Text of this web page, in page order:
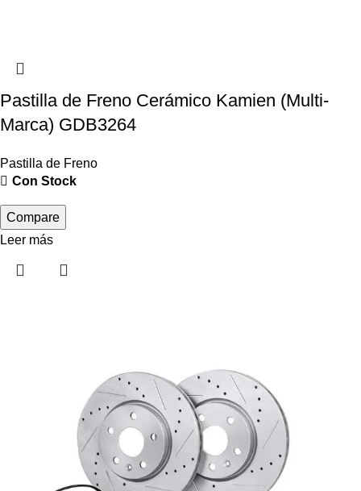
Pastilla de Freno Cerámico Kamien (Multi-
Marca) GDB3264
Pastilla de Freno
Con Stock
Compare
Leer más